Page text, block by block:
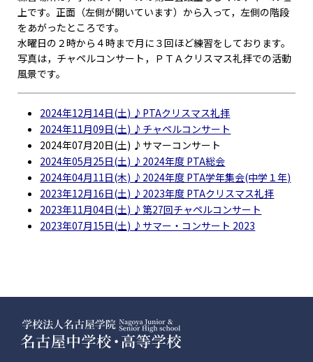
上です。正面（左側が開いています）から入って，左側の階段
をあがったところです。
水曜日の２時から４時まで月に３回ほど練習をしております。
写真は，チャペルコンサート，ＰＴＡクリスマス礼拝での活動
風景です。
2024年12月14日(土) ♪PTAクリスマス礼拝
2024年11月09日(土) ♪チャペルコンサート
2024年07月20日(土) ♪サマーコンサート
2024年05月25日(土) ♪2024年度 PTA総会
2024年04月11日(木) ♪2024年度 PTA学年集会(中学１年)
2023年12月16日(土) ♪2023年度 PTAクリスマス礼拝
2023年11月04日(土) ♪第27回チャペルコンサート
2023年07月15日(土) ♪サマー・コンサート 2023